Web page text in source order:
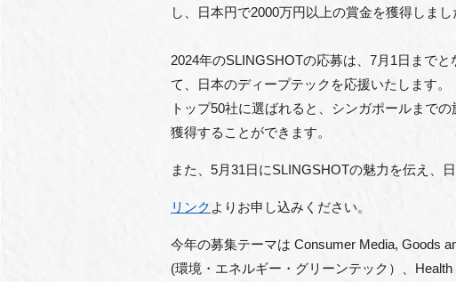
し、日本円で2000万円以上の賞金を獲得しまし
2024年のSLINGSHOTの応募は、7月1日まで
て、日本のディープテックを応援いたします。
トップ50社に選ばれると、シンガポールまで
獲得することができます。
また、5月31日にSLINGSHOTの魅力を伝え、
リンク よりお申し込みください。
今年の募集テーマは Consumer Media, Goods
(環境・エネルギー・グリーンテック）、